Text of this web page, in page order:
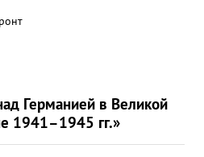
Германией в Великой
1941–1945 гг.»